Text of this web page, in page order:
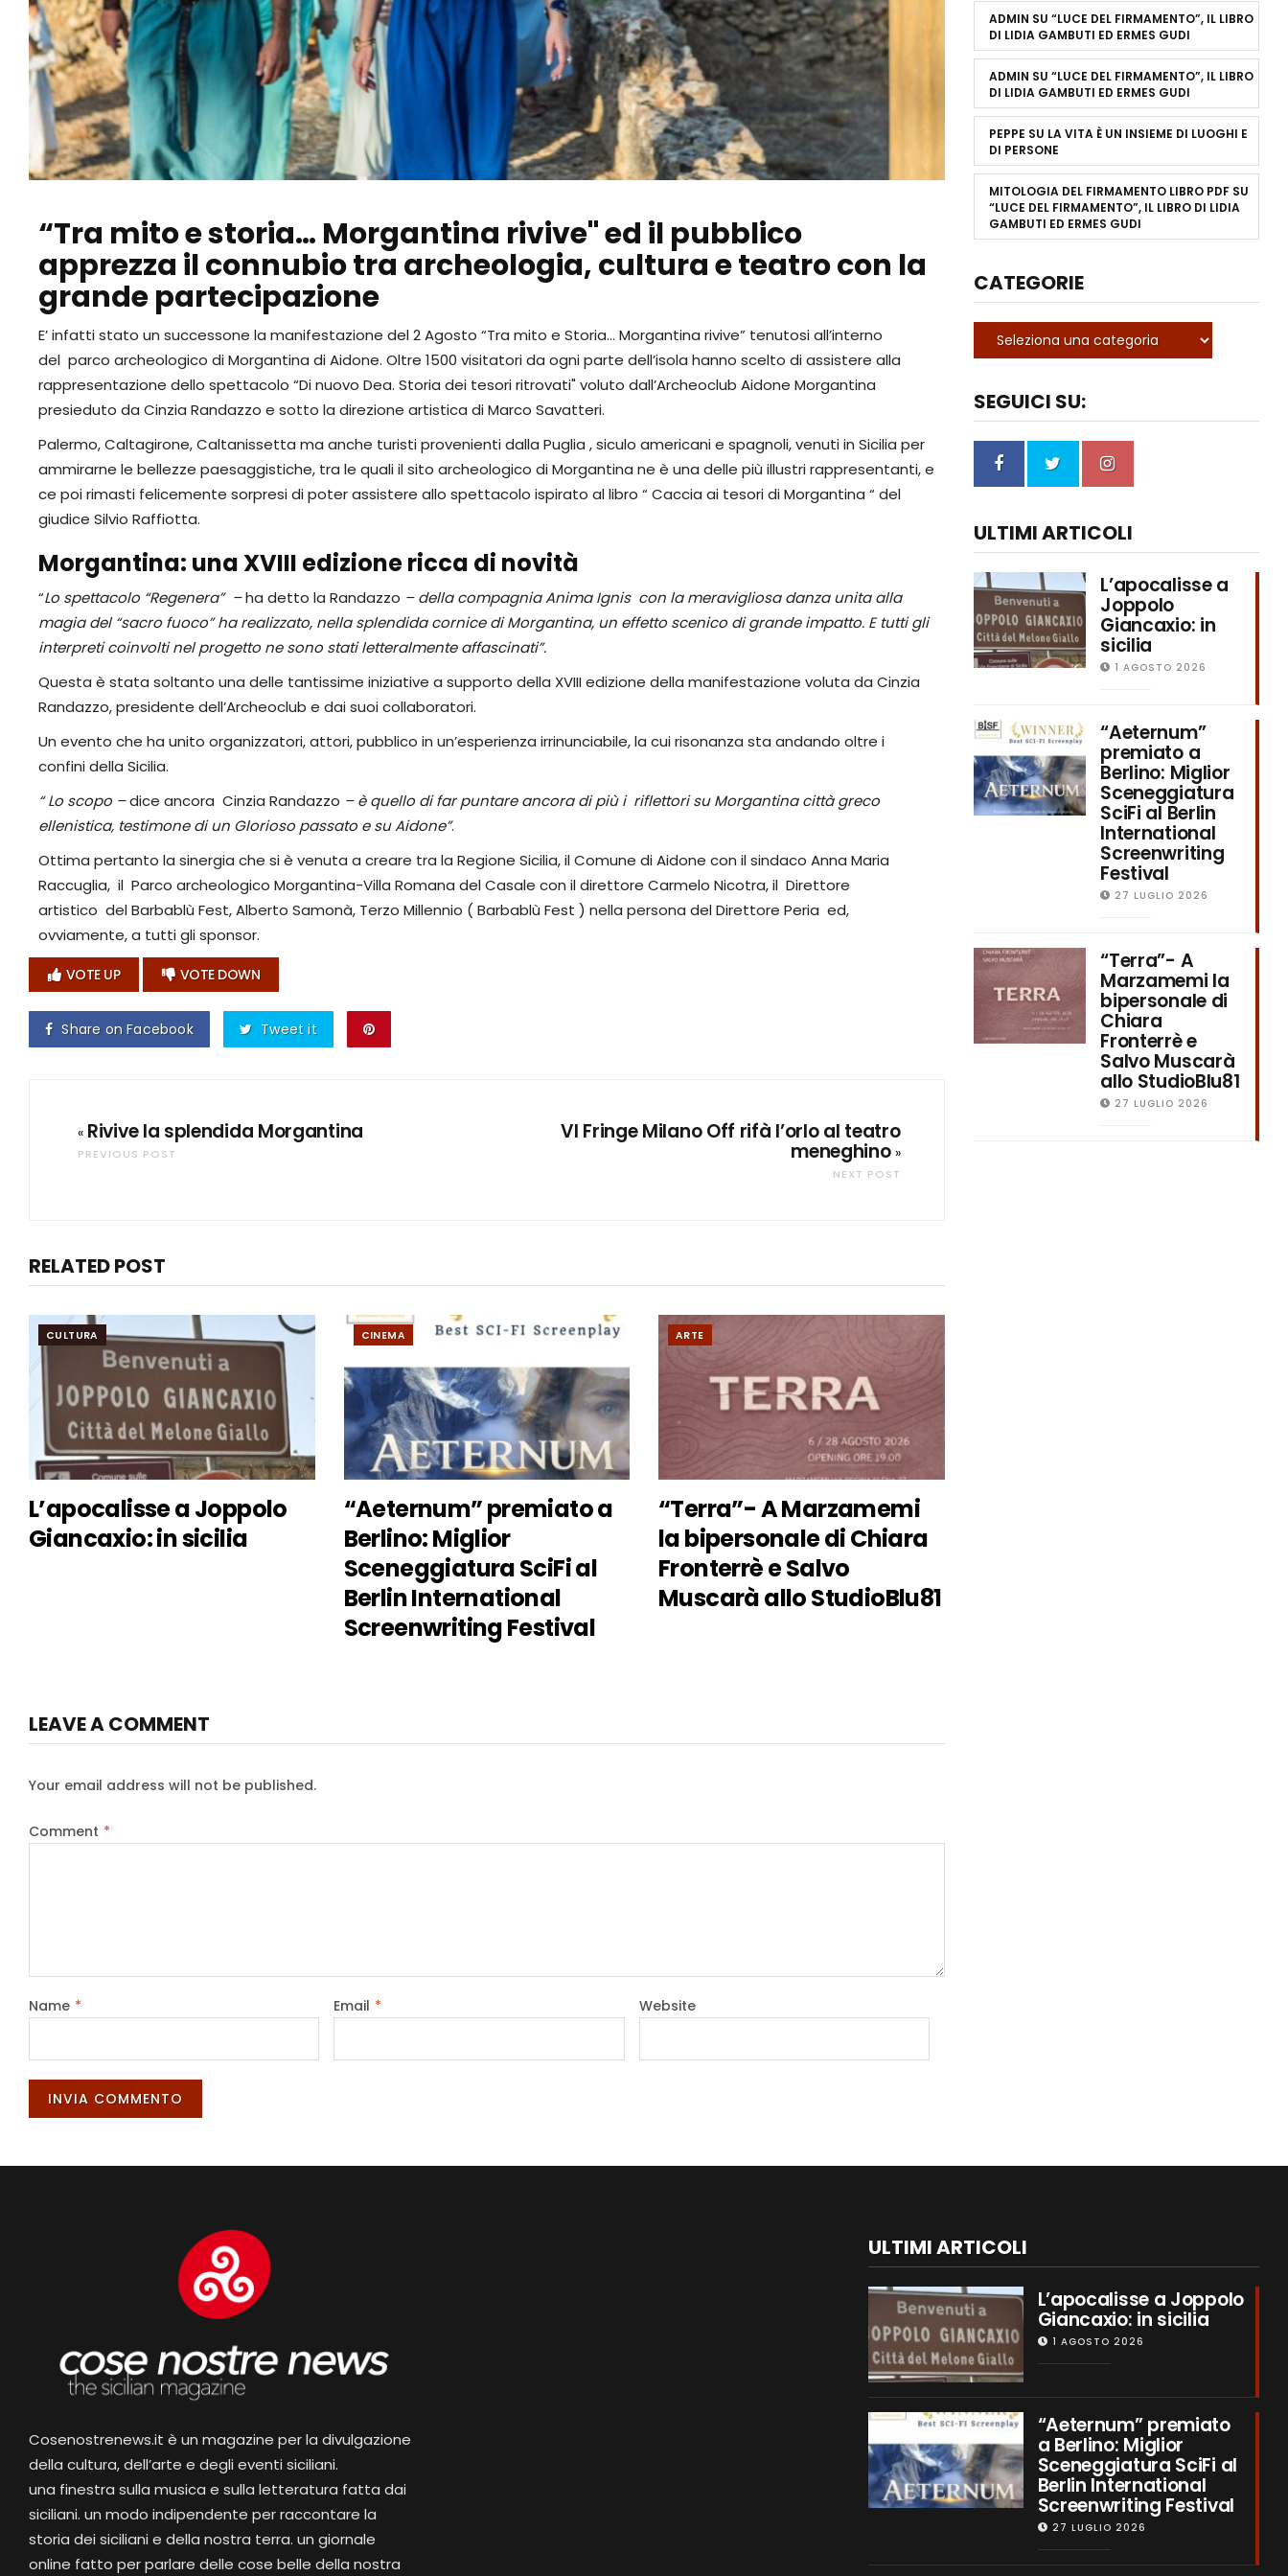
“Tra mito e storia… Morgantina rivive" ed il pubblico
apprezza il connubio tra archeologia, cultura e teatro con la
grande partecipazione
E’ infatti stato un successone la manifestazione del 2 Agosto “Tra mito e Storia… Morgantina rivive” tenutosi all’interno
del parco archeologico di Morgantina di Aidone. Oltre 1500 visitatori da ogni parte dell’isola hanno scelto di assistere alla
rappresentazione dello spettacolo “Di nuovo Dea. Storia dei tesori ritrovati" voluto dall’Archeoclub Aidone Morgantina
presieduto da Cinzia Randazzo e sotto la direzione artistica di Marco Savatteri.
Palermo, Caltagirone, Caltanissetta ma anche turisti provenienti dalla Puglia , siculo americani e spagnoli, venuti in Sicilia per
ammirarne le bellezze paesaggistiche, tra le quali il sito archeologico di Morgantina ne è una delle più illustri rappresentanti, e
ce poi rimasti felicemente sorpresi di poter assistere allo spettacolo ispirato al libro “ Caccia ai tesori di Morgantina “ del
giudice Silvio Raffiotta.
Morgantina: una XVIII edizione ricca di novità
“Lo spettacolo “Regenera” –ha detto la Randazzo – della compagnia Anima Ignis con la meravigliosa danza unita alla
magia del “sacro fuoco” ha realizzato, nella splendida cornice di Morgantina, un effetto scenico di grande impatto. E tutti gli
interpreti coinvolti nel progetto ne sono stati letteralmente affascinati”.
Questa è stata soltanto una delle tantissime iniziative a supporto della XVIII edizione della manifestazione voluta da Cinzia
Randazzo, presidente dell’Archeoclub e dai suoi collaboratori.
Un evento che ha unito organizzatori, attori, pubblico in un’esperienza irrinunciabile, la cui risonanza sta andando oltre i
confini della Sicilia.
“ Lo scopo –dice ancora Cinzia Randazzo – è quello di far puntare ancora di più i riflettori su Morgantina città greco
ellenistica, testimone di un Glorioso passato e su Aidone”.
Ottima pertanto la sinergia che si è venuta a creare tra la Regione Sicilia, il Comune di Aidone con il sindaco Anna Maria
Raccuglia, il Parco archeologico Morgantina-Villa Romana del Casale con il direttore Carmelo Nicotra, il Direttore
artistico del Barbablù Fest, Alberto Samonà, Terzo Millennio ( Barbablù Fest ) nella persona del Direttore Peria ed,
ovviamente, a tutti gli sponsor.
VOTE UP VOTE DOWN
Share on Facebook Tweet it
« Rivive la splendida Morgantina
PREVIOUS POST
VI Fringe Milano Off rifà l’orlo al teatro
meneghino»
NEXT POST
RELATED POST
CULTURA
L’apocalisse a Joppolo
Giancaxio: in sicilia
CINEMA
“Aeternum” premiato a
Berlino: Miglior
Sceneggiatura SciFi al
Berlin International
Screenwriting Festival
ARTE
“Terra”- A Marzamemi
la bipersonale di Chiara
Fronterrè e Salvo
Muscarà allo StudioBlu81
LEAVE A COMMENT
Your email address will not be published.
Comment *
Name * Email * Website
ADMIN SU “LUCE DEL FIRMAMENTO”, IL LIBRO
DI LIDIA GAMBUTI ED ERMES GUDI
ADMIN SU “LUCE DEL FIRMAMENTO”, IL LIBRO
DI LIDIA GAMBUTI ED ERMES GUDI
PEPPE SU LA VITA È UN INSIEME DI LUOGHI E
DI PERSONE
MITOLOGIA DEL FIRMAMENTO LIBRO PDFSU
“LUCE DEL FIRMAMENTO”, IL LIBRO DI LIDIA
GAMBUTI ED ERMES GUDI
CATEGORIE
SEGUICI SU:
ULTIMI ARTICOLI
L’apocalisse a
Joppolo
Giancaxio: in
sicilia
1 AGOSTO 2026
“Aeternum”
premiato a
Berlino: Miglior
Sceneggiatura
SciFi al Berlin
International
Screenwriting
Festival
27 LUGLIO 2026
“Terra”- A
Marzamemi la
bipersonale di
Chiara
Fronterrè e
Salvo Muscarà
allo StudioBlu81
27 LUGLIO 2026
Cosenostrenews.it è un magazine per la divulgazione
della cultura, dell’arte e degli eventi siciliani.
una finestra sulla musica e sulla letteratura fatta dai
siciliani. un modo indipendente per raccontare la
storia dei siciliani e della nostra terra. un giornale
online fatto per parlare delle cose belle della nostra
ULTIMI ARTICOLI
L’apocalisse a Joppolo
Giancaxio: in sicilia
1 AGOSTO 2026
“Aeternum” premiato
a Berlino: Miglior
Sceneggiatura SciFi al
Berlin International
Screenwriting Festival
27 LUGLIO 2026